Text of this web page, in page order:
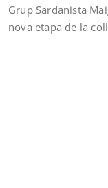
Grup Sardanista
nova etapa de la